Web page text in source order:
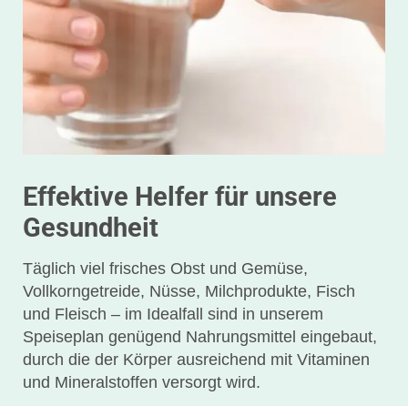
Effektive Helfer für unsere
Gesundheit
Täglich viel frisches Obst und Gemüse,
Vollkorngetreide, Nüsse, Milchprodukte, Fisch
und Fleisch – im Idealfall sind in unserem
Speiseplan genügend Nahrungsmittel eingebaut,
durch die der Körper ausreichend mit Vitaminen
und Mineralstoffen versorgt wird.